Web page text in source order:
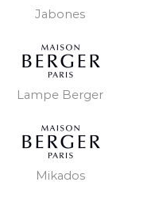
Jabones
Lampe Berger
Mikados